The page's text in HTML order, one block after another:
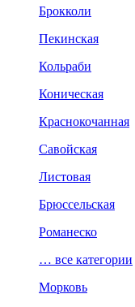
Брокколи
Пекинская
Кольраби
Коническая
Краснокочанная
Савойская
Листовая
Брюссельская
Романеско
… все категории
Морковь